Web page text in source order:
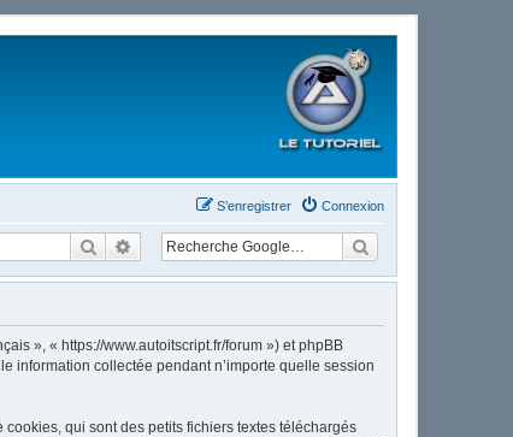
Connexion
S’enregistrer
RechercherRecherche avancée
», « https://www.autoitscript.fr/forum ») et phpBB
information collectée pendant n’importe quelle session
qui sont des petits fichiers textes téléchargés